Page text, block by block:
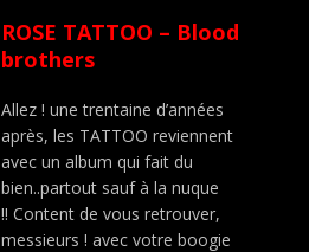
ROSE TATTOO – Blood
brothers
Allez ! une trentaine d’années
après, les TATTOO reviennent
avec un album qui fait du
bien..partout sauf à la nuque
!! Content de vous retrouver,
messieurs ! avec votre boogie